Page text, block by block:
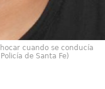
cuando se conducía
de Santa Fe)